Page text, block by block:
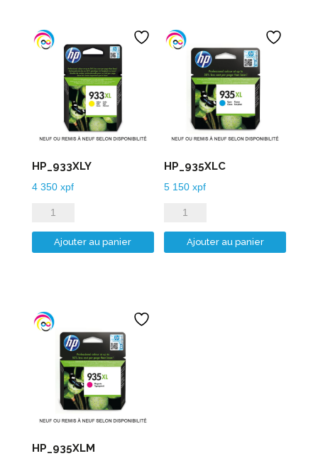
HP_933XLY
4 350 xpf
quantité
de
HP_933XLY
Ajouter au panier
HP_935XLC
5 150xpf
quantité
de
HP_935XLC
Ajouter au panier
HP_935XLM